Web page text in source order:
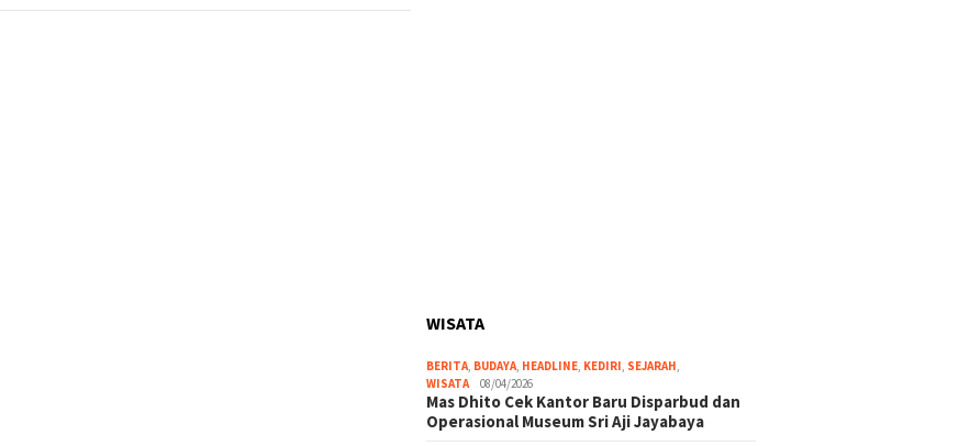
WISATA
BERITA, BUDAYA, HEADLINE, KEDIRI, SEJARAH,
WISATA
08/04/2026
Mas Dhito Cek Kantor Baru Disparbud dan
Operasional Museum Sri Aji Jayabaya